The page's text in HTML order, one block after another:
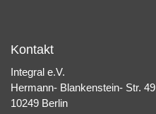
Kontakt
Integral e.V.
Hermann- Blankenstein- Str. 49
10249 Berlin